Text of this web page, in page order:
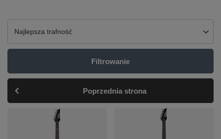
Zmień sortowanie
Najlepsza trafność
Filtrowanie
Poprzednia strona